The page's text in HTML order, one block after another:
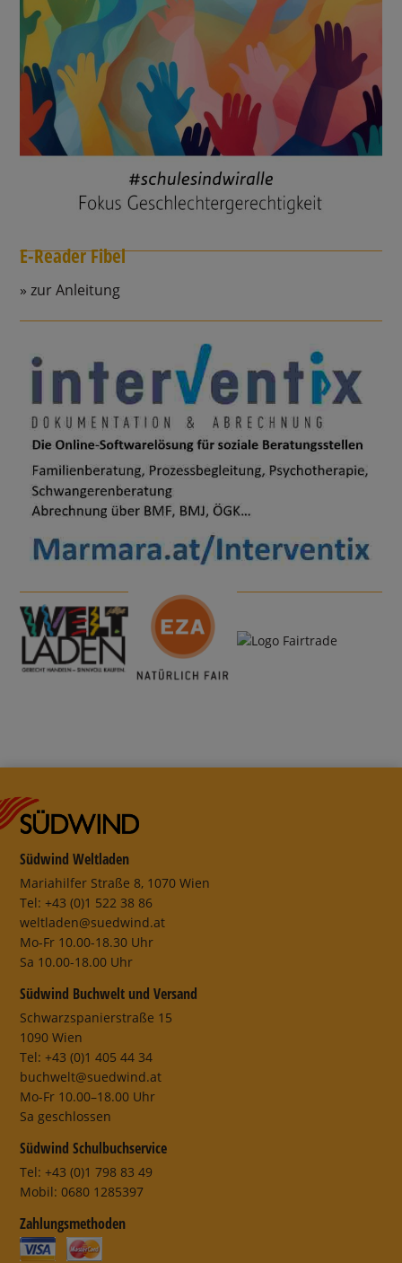
E-Reader Fibel
zur Anleitung
Südwind Weltladen
Mariahilfer Straße 8, 1070 Wien
Tel: +43 (0)1 522 38 86
weltladen@suedwind.at
Mo-Fr 10.00-18.30 Uhr
Sa 10.00-18.00 Uhr
Südwind Buchwelt und Versand
Schwarzspanierstraße 15
1090 Wien
Tel: +43 (0)1 405 44 34
buchwelt@suedwind.at
Mo-Fr 10.00–18.00 Uhr
Sa geschlossen
Südwind Schulbuchservice
Tel: +43 (0)1 798 83 49
Mobil: 0680 1285397
Zahlungsmethoden